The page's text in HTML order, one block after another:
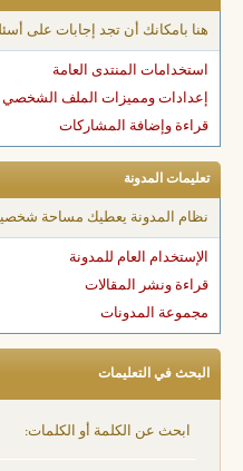
هنا بامكانك أن تجد إجابات على
استخدامات المنتدى العامة
إعدادات ومميزات الملف الشخصي
قراءة وإضافة المشاركات
تعليمات المدونة
نظام المدونة يعطيك مساحة شخصية
الإستخدام العام للمدونة
قراءة ونشر المقالات
مجموعة المدونات
البحث في التعليمات
ابحث عن الكلمة أو الكلمات: